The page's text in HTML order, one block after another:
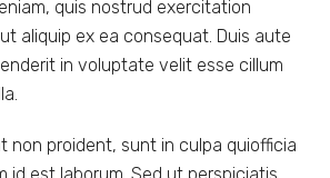
quis nostrud exercitation
aliquip ex ea consequat. Duis aute
in voluptate velit esse cillum
non proident, sunt in culpa quiofficia